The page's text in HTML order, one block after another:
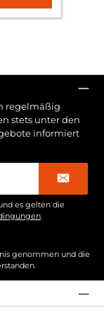
regelmäßig
stets unter den
informiert
es gelten die
genommen und die